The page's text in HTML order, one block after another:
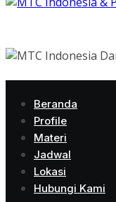
Beranda
Profile
Materi
Jadwal
Lokasi
Hubungi Kami